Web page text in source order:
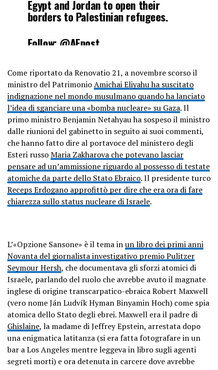
Egypt and Jordan to open their
borders to Palestinian refugees.
Follow: @AFpost
— AF Post (@AFpost)October 17,
2023
Come riportato da Renovatio 21, a novembre scorso il
ministro del PatrimonioAmichai Eliyahu ha suscitato
indignazione nel mondo musulmano quando ha lanciato
l’idea di sganciare una «bomba nucleare» su Gaza. Il
primo ministro Benjamin Netahyau ha sospeso il ministro
dalle riunioni del gabinetto in seguito ai suoi commenti,
che hanno fatto dire al portavoce del ministero degli
Esteri russoMaria Zakharova che potevano lasciar
pensare ad un’ammissione riguardo al possesso di testate
atomiche da parte dello Stato Ebraico. Il presidente turco
Receps Erdogano approfittò per dire che era ora di fare
chiarezza sullo status nucleare di Israele.
L’«Opzione Sansone» è il tema inun libro dei primi anni
Novanta del giornalista investigativo premio Pulitzer
Seymour Hersh, che documentava gli sforzi atomici di
Israele, parlando del ruolo che avrebbe avuto il magnate
inglese di origine transcarpatico-ebraica Robert Maxwell
(vero nome Ján Ludvík Hyman Binyamin Hoch) come spia
atomica dello Stato degli ebrei. Maxwell era il padre di
Ghislaine, la madame di Jeffrey Epstein, arrestata dopo
una enigmatica latitanza (si era fatta fotografare in un
bar a Los Angeles mentre leggeva in libro sugli agenti
segreti morti) e ora detenuta in carcere dove avrebbe